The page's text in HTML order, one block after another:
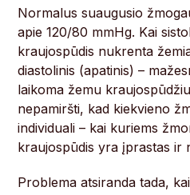
Normalus suaugusio
apie 120/80 mmHg. Kai
kraujospūdis nukrenta
diastolinis (apatinis) –
laikoma žemu
nepamiršti, kad kiekvieno
individuali – kai kuriems
kraujospūdis yra įprastas ir
Problema atsiranda tada,